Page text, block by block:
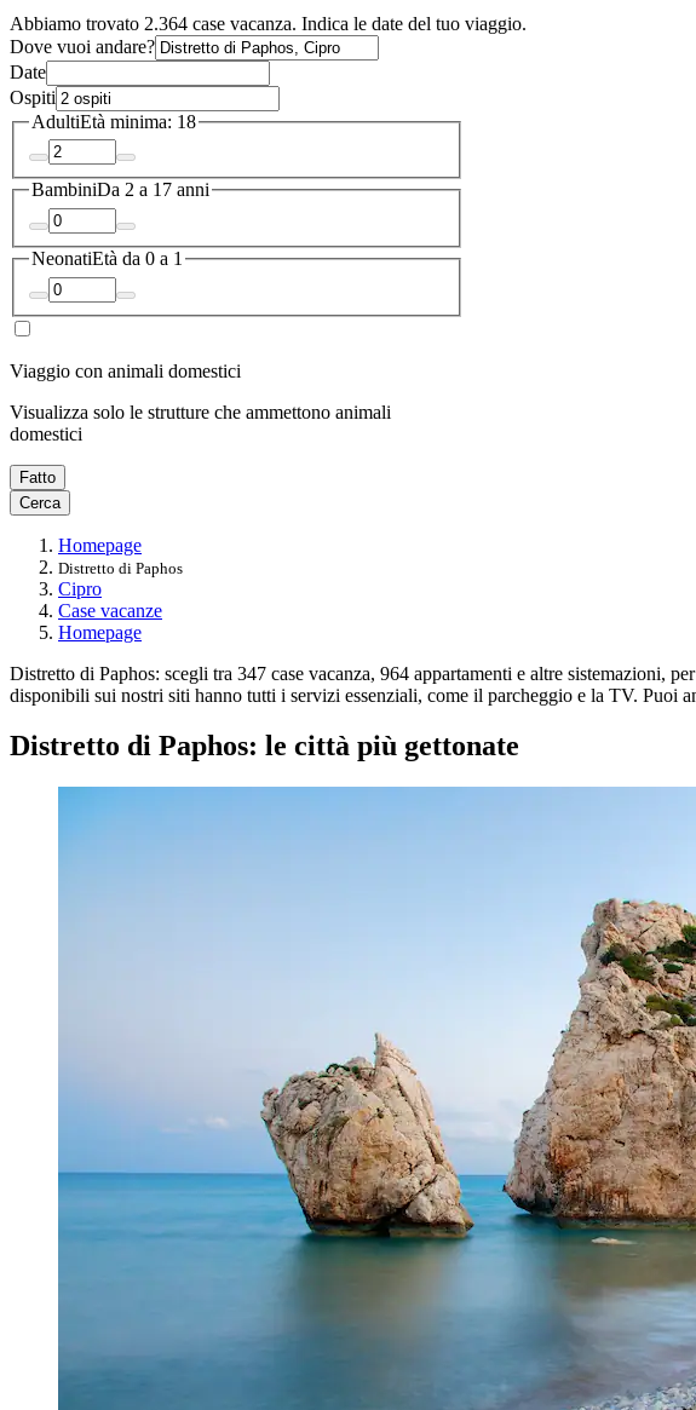
Abbiamo trovato 2.364 case vacanza. Indica le date del tuo viaggio.
Dove vuoi andare?
Date
Ospiti
AdultiEtà minima: 18
BambiniDa 2 a 17 anni
NeonatiEtà da 0 a 1
Viaggio con animali domestici
Visualizza solo le strutture che ammettono animali
domestici
Fatto
Cerca
Homepage
Distretto di Paphos
Cipro
Case vacanze
Homepage
Distretto di Paphos: scegli tra 347 case vacanza, 964 appartamenti e altre sistemazioni,
disponibili sui nostri siti hanno tutti i servizi essenziali, come il parcheggio e la TV. Puoi
Distretto di Paphos: le città più gettonate